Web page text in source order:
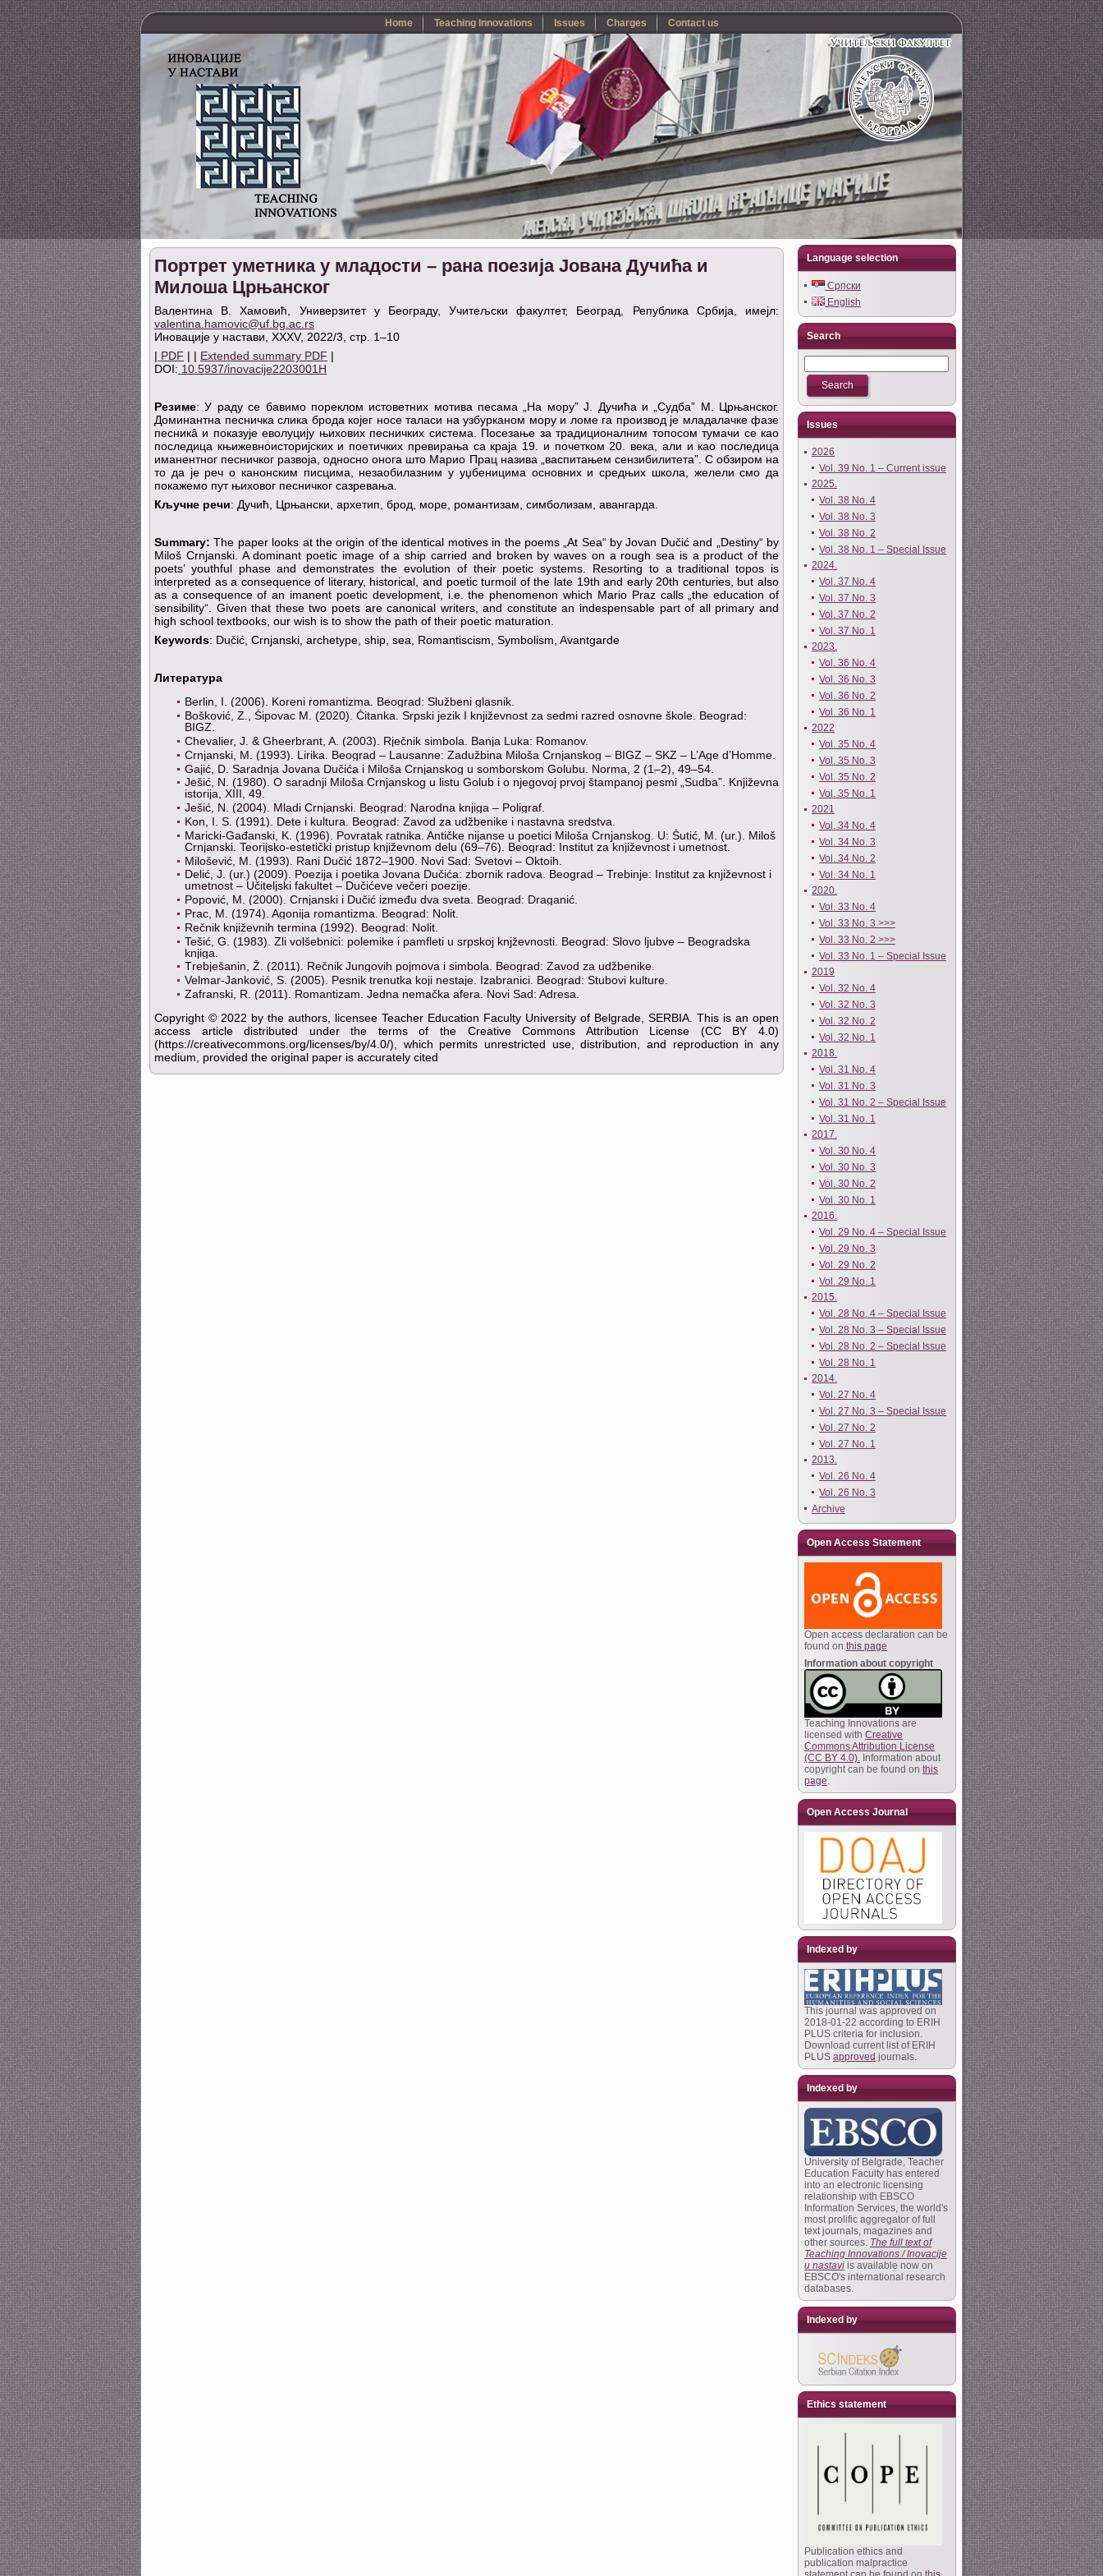
Home Teaching Innovations Issues Charges Contact us
Портрет уметника у младости – рана поезија Јована Дучића и
Милоша Црњанског
Валентина В. Хамовић, Универзитет у Београду, Учитељски факултет, Београд, Република Србија, имејл:
valentina.hamovic@uf.bg.ac.rs
Иновације у настави, XXXV, 2022/3, стр. 1–10
| PDF | | Extended summary PDF |
DOI: 10.5937/inovacije2203001H
Резиме: У раду се бавимо пореклом истоветних мотива песама „На мору” Ј. Дучића и „Судба” М. Црњанског.
Доминантна песничка слика брода којег носе таласи на узбурканом мору и ломе га производ је младалачке фазе
песникâ и показује еволуцију њихових песничких система. Посезање за традиционалним топосом тумачи се као
последица књижевноисторијских и поетичких превирања са краја 19. и почетком 20. века, али и као последица
иманентног песничког развоја, односно онога што Марио Прац назива „васпитањем сензибилитета”. С обзиром на
то да је реч о канонским писцима, незаобилазним у уџбеницима основних и средњих школа, желели смо да
покажемо пут њиховог песничког сазревања.
Кључне речи: Дучић, Црњански, архетип, брод, море, романтизам, симболизам, авангарда.
Summary: The paper looks at the origin of the identical motives in the poems „At Sea“ by Jovan Dučić and „Destiny“ by
Miloš Crnjanski. A dominant poetic image of a ship carried and broken by waves on a rough sea is a product of the
poets’ youthful phase and demonstrates the evolution of their poetic systems. Resorting to a traditional topos is
interpreted as a consequence of literary, historical, and poetic turmoil of the late 19th and early 20th centuries, but also
as a consequence of an imanent poetic development, i.e. the phenomenon which Mario Praz calls „the education of
sensibility“. Given that these two poets are canonical writers, and constitute an indespensable part of all primary and
high school textbooks, our wish is to show the path of their poetic maturation.
Кeywords: Dučić, Crnjanski, archetype, ship, sea, Romantiscism, Symbolism, Avant­garde
Литература
Berlin, I. (2006). Koreni romantizma. Beograd: Službeni glasnik.
Bošković, Z., Šipovac M. (2020). Čitanka. Srpski jezik I književnost za sedmi razred osnovne škole. Beograd:
BIGZ.
Chevalier, J. & Gheerbrant, A. (2003). Rječnik simbola. Banja Luka: Romanov.
Crnjanski, M. (1993). Lirika. Beograd ‒ Lausanne: Zadužbina Miloša Crnjanskog ‒ BIGZ ‒ SKZ ‒ L’Age d’Homme.
Gajić, D. Saradnja Jovana Dučića i Miloša Crnjanskog u somborskom Golubu. Norma, 2 (1–2), 49–54.
Ješić, N. (1980). O saradnji Miloša Crnjanskog u listu Golub i o njegovoj prvoj štampanoj pesmi „Sudba”. Književna
istorija, XIII, 49.
Ješić, N. (2004). Mladi Crnjanski. Beograd: Narodna knjiga ‒ Poligraf.
Kon, I. S. (1991). Dete i kultura. Beograd: Zavod za udžbenike i nastavna sredstva.
Maricki-Gađanski, K. (1996). Povratak ratnika. Antičke nijanse u poetici Miloša Crnjanskog. U: Šutić, M. (ur.). Miloš
Crnjanski. Teorijsko-estetički pristup književnom delu (69‒76). Beograd: Institut za književnost i umetnost.
Milošević, M. (1993). Rani Dučić 1872–1900. Novi Sad: Svetovi ‒ Oktoih.
Delić, J. (ur.) (2009). Poezija i poetika Jovana Dučića: zbornik radova. Beograd ‒ Trebinje: Institut za književnost i
umetnost ‒ Učiteljski fakultet ‒ Dučićeve večeri poezije.
Popović, M. (2000). Crnjanski i Dučić između dva sveta. Beograd: Draganić.
Prac, M. (1974). Agonija romantizma. Beograd: Nolit.
Rečnik književnih termina (1992). Beograd: Nolit.
Tešić, G. (1983). Zli volšebnici: polemike i pamfleti u srpskoj knjževnosti. Beograd: Slovo ljubve ‒ Beogradska
knjiga.
Тrebješanin, Ž. (2011). Rečnik Jungovih pojmova i simbola. Beograd: Zavod za udžbenike.
Velmar-Janković, S. (2005). Pesnik trenutka koji nestaje. Izabranici. Beograd: Stubovi kulture.
Zafranski, R. (2011). Romantizam. Jedna nemačka afera. Novi Sad: Adresa.
Copyright © 2022 by the authors, licensee Teacher Education Faculty University of Belgrade, SERBIA. This is an open
access article distributed under the terms of the Creative Commons Attribution License (CC BY 4.0)
(https://creativecommons.org/licenses/by/4.0/), which permits unrestricted use, distribution, and reproduction in any
medium, provided the original paper is accurately cited
Language selection
Српски
English
Search
Issues
2026
Vol. 39 No. 1 – Current issue
2025.
Vol. 38 No. 4
Vol. 38 No. 3
Vol. 38 No. 2
Vol. 38 No. 1 – Special Issue
2024.
Vol. 37 No. 4
Vol. 37 No. 3
Vol. 37 No. 2
Vol. 37 No. 1
2023.
Vol. 36 No. 4
Vol. 36 No. 3
Vol. 36 No. 2
Vol. 36 No. 1
2022
Vol. 35 No. 4
Vol. 35 No. 3
Vol. 35 No. 2
Vol. 35 No. 1
2021
Vol. 34 No. 4
Vol. 34 No. 3
Vol. 34 No. 2
Vol. 34 No. 1
2020.
Vol. 33 No. 4
Vol. 33 No. 3 >>>
Vol. 33 No. 2 >>>
Vol. 33 No. 1 – Special Issue
2019
Vol. 32 No. 4
Vol. 32 No. 3
Vol. 32 No. 2
Vol. 32 No. 1
2018.
Vol. 31 No. 4
Vol. 31 No. 3
Vol. 31 No. 2 – Special Issue
Vol. 31 No. 1
2017.
Vol. 30 No. 4
Vol. 30 No. 3
Vol. 30 No. 2
Vol. 30 No. 1
2016.
Vol. 29 No. 4 – Special Issue
Vol. 29 No. 3
Vol. 29 No. 2
Vol. 29 No. 1
2015.
Vol. 28 No. 4 – Special Issue
Vol. 28 No. 3 – Special Issue
Vol. 28 No. 2 – Special Issue
Vol. 28 No. 1
2014.
Vol. 27 No. 4
Vol. 27 No. 3 – Special Issue
Vol. 27 No. 2
Vol. 27 No. 1
2013.
Vol. 26 No. 4
Vol. 26 No. 3
Archive
Open Access Statement
Open access declaration can be
found on this page
Information about copyright
Teaching Innovations are
licensed with Creative
Commons Attribution License
(CC BY 4.0). Information about
copyright can be found on this
page.
Open Access Journal
Indexed by
This journal was approved on
2018-01-22 according to ERIH
PLUS criteria for inclusion.
Download current list of ERIH
PLUS approved journals.
Indexed by
University of Belgrade, Teacher
Education Faculty has entered
into an electronic licensing
relationship with EBSCO
Information Services, the world's
most prolific aggregator of full
text journals, magazines and
other sources. The full text of
Teaching Innovations / Inovacije
u nastavi is available now on
EBSCO's international research
databases.
Indexed by
Ethics statement
Publication ethics and
publication malpractice